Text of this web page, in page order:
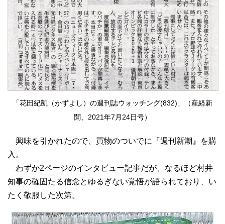
「花田紀凱（かずよし）の週刊誌ウォッチング(832)」（産経新
聞、2021年7月24日号）
興味を引かれたので、買物のついでに『週刊新潮』を購
入。
わずか2ページのインタビュー記事だが、なるほど村井
知事の確固たる信念とゆるぎない覚悟が語られており、い
たく敬服した次第。